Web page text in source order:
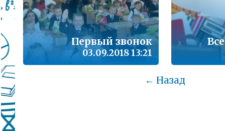
В сезон гриппа и острых респираторных
наша с Вами общая задача – не допустить
заболеваемости
Подробнее...
Лицам, желающим сдать единый
Первый звонок
03.09.2018 13:21
← Назад